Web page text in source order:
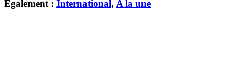
Également : International, A la une